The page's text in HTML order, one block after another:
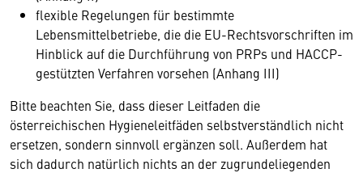
flexible Regelungen für bestimmte
Lebensmittelbetriebe, die die EU-Rechtsvorschriften im
Hinblick auf die Durchführung von PRPs und HACCP-
gestützten Verfahren vorsehen (Anhang III)
Bitte beachten Sie, dass dieser Leitfaden die
österreichischen Hygieneleitfäden selbstverständlich nicht
ersetzen, sondern sinnvoll ergänzen soll. Außerdem hat
sich dadurch natürlich nichts an der zugrundeliegenden